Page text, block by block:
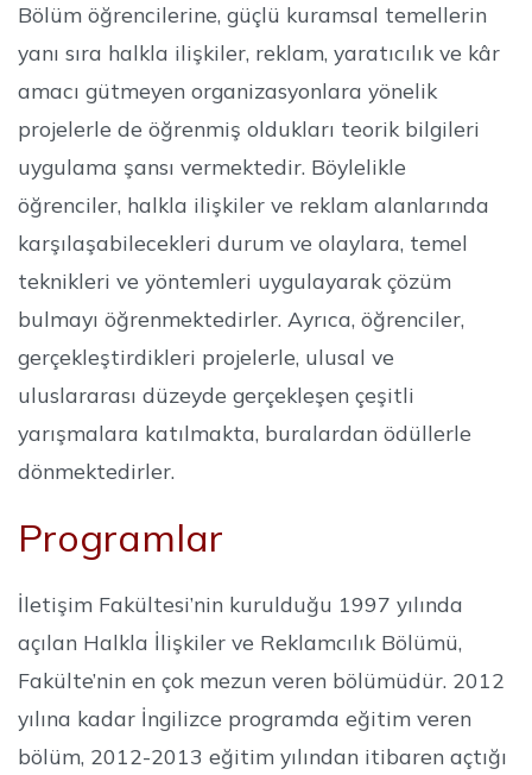
Bölüm öğrencilerine, güçlü kuramsal temellerin
yanı sıra halkla ilişkiler, reklam, yaratıcılık ve kâr
amacı gütmeyen organizasyonlara yönelik
projelerle de öğrenmiş oldukları teorik bilgileri
uygulama şansı vermektedir. Böylelikle
öğrenciler, halkla ilişkiler ve reklam alanlarında
karşılaşabilecekleri durum ve olaylara, temel
teknikleri ve yöntemleri uygulayarak çözüm
bulmayı öğrenmektedirler. Ayrıca, öğrenciler,
gerçekleştirdikleri projelerle, ulusal ve
uluslararası düzeyde gerçekleşen çeşitli
yarışmalara katılmakta, buralardan ödüllerle
dönmektedirler.
Programlar
İletişim Fakültesi’nin kurulduğu 1997 yılında
açılan Halkla İlişkiler ve Reklamcılık Bölümü,
Fakülte’nin en çok mezun veren bölümüdür. 2012
yılına kadar İngilizce programda eğitim veren
bölüm, 2012-2013 eğitim yılından itibaren açtığı